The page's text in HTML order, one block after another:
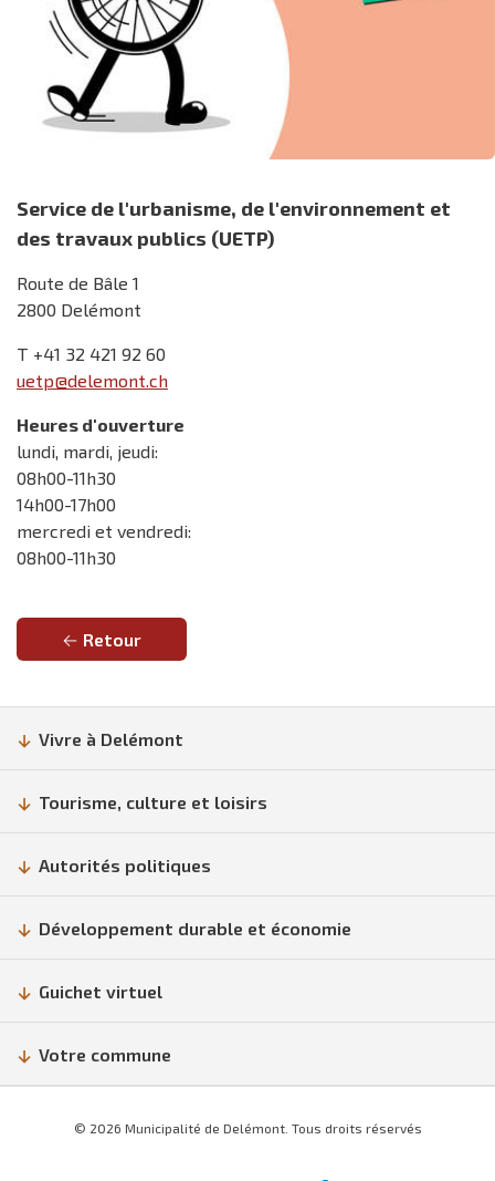
Service de l'urbanisme, de l'environnement et
des travaux publics (UETP)
Route de Bâle 1
2800 Delémont
T +41 32 421 92 60
uetp@delemont.ch
Heures d'ouverture
lundi, mardi, jeudi:
08h00-11h30
14h00-17h00
mercredi et vendredi:
08h00-11h30
Retour
Vivre à Delémont
Tourisme, culture et loisirs
Autorités politiques
Développement durable et économie
Guichet virtuel
Votre commune
© 2026 Municipalité de Delémont. Tous droits réservés